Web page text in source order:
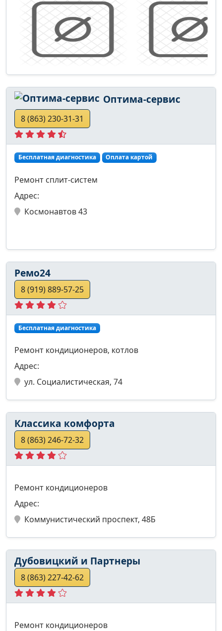
Оптима-сервис
8 (863) 230-31-31
Бесплатная диагностика Оплата картой
Ремонт сплит-систем
Адрес:
Космонавтов 43
Ремо24
8 (919) 889-57-25
Бесплатная диагностика
Ремонт кондиционеров, котлов
Адрес:
ул. Социалистическая, 74
Классика комфорта
8 (863) 246-72-32
Ремонт кондиционеров
Адрес:
Коммунистический проспект, 48Б
Дубовицкий и Партнеры
8 (863) 227-42-62
Ремонт кондиционеров